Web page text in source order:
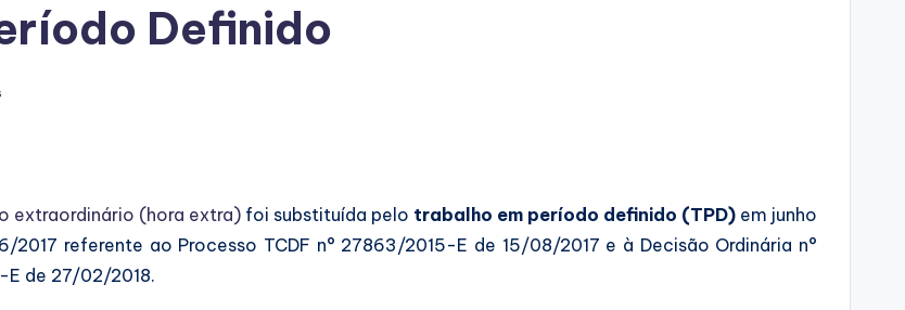
Definido
extraordinário (hora extra) foi substituída pelo trabalho em período definido (TPD) em junho
referente ao Processo TCDF n° 27863/2015-E de 15/08/2017 e à Decisão Ordinária n°
E de 27/02/2018.